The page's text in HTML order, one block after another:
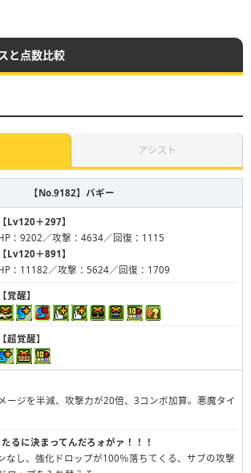
と点数比較
アシスト
【No.9182】 バギー
【Lv120＋297】
：9202／攻撃：4634／回復：1115
【Lv120＋891】
：11182／攻撃：5624／回復：1709
【覚醒】
【超覚醒】
ージを半減、攻撃力が20倍、3コンボ加算。悪魔タイ
るに決まってんだろォがァ！！！
なし、強化ドロップが100％落ちてくる、サブの攻撃